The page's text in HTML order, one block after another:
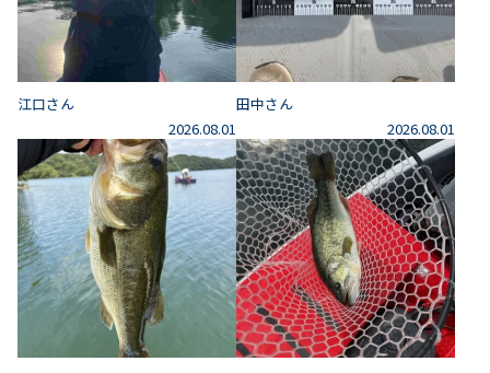
江口さん
2026.08.01
田中さん
2026.08.01